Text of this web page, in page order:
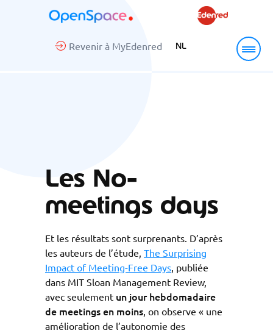
Revenir à MyEdenred NL
Les No-
meetings days
Et les résultats sont surprenants. D’après
les auteurs de l’étude, The Surprising
Impact of Meeting-Free Days , publiée
dans MIT Sloan Management Review,
avec seulement un jour hebdomadaire
de meetings en moins , on observe « une
amélioration de l’autonomie des